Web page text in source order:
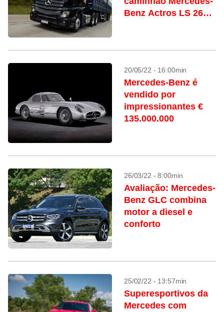
Benz Actros LS 2653
20/05/22 - 16:00min
Mercedes-Benz é
vendido por
impressionantes €
135.000.000
26/03/22 - 8:00min
Avaliação: Mercedes-
Benz GLC combina
motor a diesel e
conforto
25/02/22 - 13:57min
Superesportivos da
Mercedes com